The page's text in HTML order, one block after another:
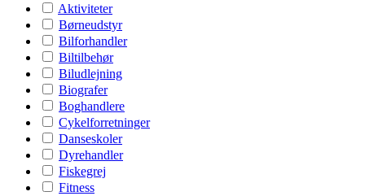
Aktiviteter
Børneudstyr
Bilforhandler
Biltilbehør
Biludlejning
Biografer
Boghandlere
Cykelforretninger
Danseskoler
Dyrehandler
Fiskegrej
Fitness